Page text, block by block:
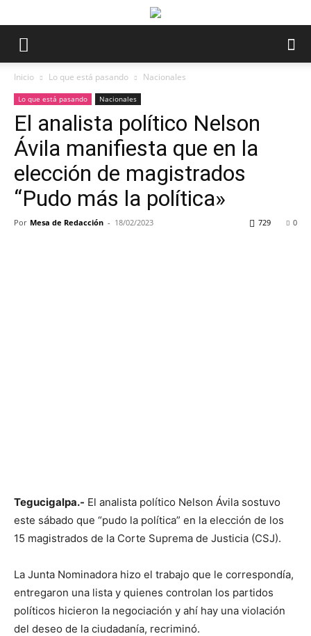
Inicio Lo que está pasando Nacionales
Lo que está pasando Nacionales
El analista político Nelson
Ávila manifiesta que en la
elección de magistrados
“Pudo más la política»
Por Mesa de Redacción - 18/02/2023 0
729
Tegucigalpa.- El analista político Nelson Ávila sostuvo
este sábado que “pudo la política” en la elección de los
15 magistrados de la Corte Suprema de Justicia (CSJ).
La Junta Nominadora hizo el trabajo que le correspondía,
entregaron una lista y quienes controlan los partidos
políticos hicieron la negociación y ahí hay una violación
del deseo de la ciudadanía, recriminó.